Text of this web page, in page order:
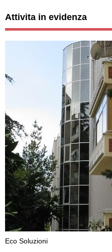
Attivita in evidenza
Eco Soluzioni